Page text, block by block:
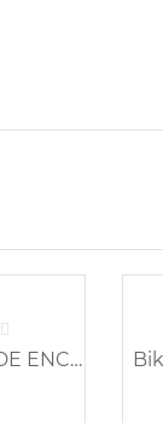
BRAGA BIKINI DE ENCAJE...